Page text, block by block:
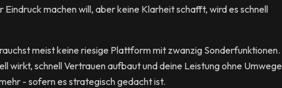
Eindruck machen will, aber keine Klarheit schafft, wird es schnell
meist keine riesige Plattform mit zwanzig Sonderfunktionen.
wirkt, schnell Vertrauen aufbaut und deine Leistung ohne Umwege
- sofern es strategisch gedacht ist.